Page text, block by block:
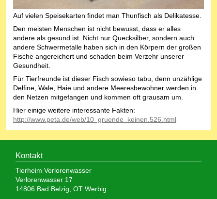
Auf vielen Speisekarten findet man Thunfisch als Delikatesse.
Den meisten Menschen ist nicht bewusst, dass er alles
andere als gesund ist. Nicht nur Quecksilber, sondern auch
andere Schwermetalle haben sich in den Körpern der großen
Fische angereichert und schaden beim Verzehr unserer
Gesundheit.
Für Tierfreunde ist dieser Fisch sowieso tabu, denn unzählige
Delfine, Wale, Haie und andere Meeresbewohner werden in
den Netzen mitgefangen und kommen oft grausam um.
Hier einige weitere interessante Fakten:
http://www.peta.de/web/10_gruende_keinen.526.html
Kontakt
Tierheim Verlorenwasser
Verlorenwasser 17
14806 Bad Belzig, OT Werbig